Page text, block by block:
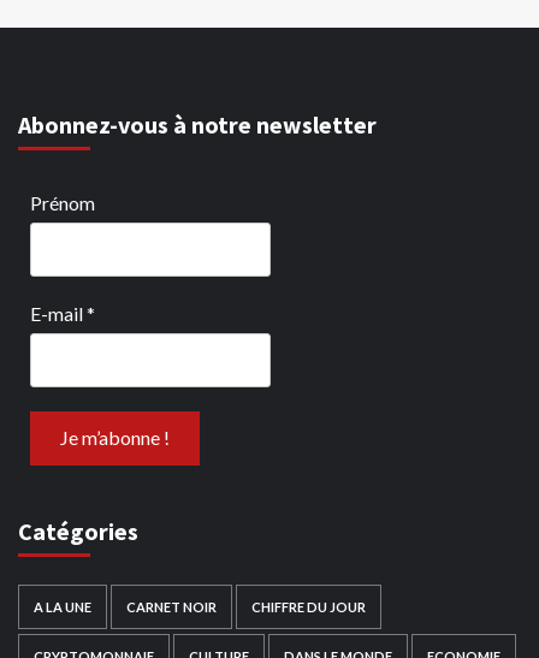
Abonnez-vous à notre newsletter
Prénom
E-mail*
Catégories
A LA UNE CARNET NOIR CHIFFRE DU JOUR